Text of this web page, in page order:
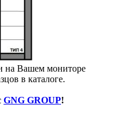
на Вашем мониторе
в каталоге.
GNG GROUP!